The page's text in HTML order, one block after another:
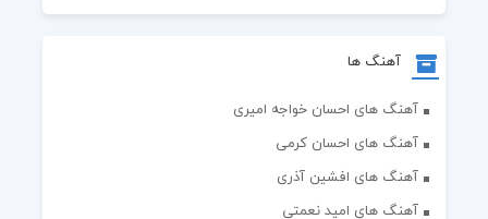
آهنگ ها
آهنگ های احسان خواجه امیری
آهنگ های احسان کرمی
آهنگ های افشین آذری
آهنگ های امید نعمتی